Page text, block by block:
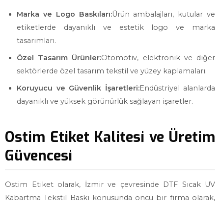
Marka ve Logo Baskıları:Ürün ambalajları, kutular ve
etiketlerde dayanıklı ve estetik logo ve marka
tasarımları.
Özel Tasarım Ürünler:Otomotiv, elektronik ve diğer
sektörlerde özel tasarım tekstil ve yüzey kaplamaları.
Koruyucu ve Güvenlik İşaretleri:Endüstriyel alanlarda
dayanıklı ve yüksek görünürlük sağlayan işaretler.
Ostim Etiket Kalitesi ve Üretim
Güvencesi
Ostim Etiket olarak, İzmir ve çevresinde DTF Sıcak UV
Kabartma Tekstil Baskı konusunda öncü bir firma olarak,